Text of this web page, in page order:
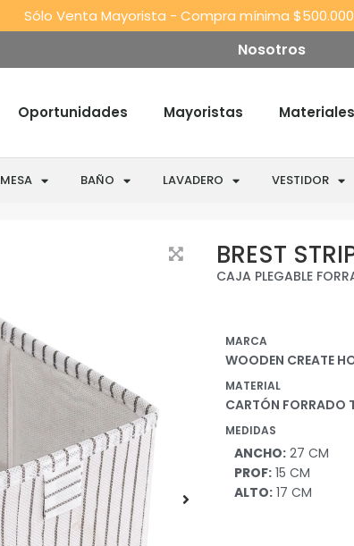
Sólo Venta Mayorista - Compra mínima $500.000
Nosotros
Oportunidades Mayoristas Materiales
MESA BAÑO LAVADERO VESTIDOR
BREST
CAJA PLEGABLE
MARCA
WOODEN CREATE
MATERIAL
CARTÓN FORRADO
MEDIDAS
ANCHO: 27 CM
PROF: 15 CM
ALTO: 17 CM